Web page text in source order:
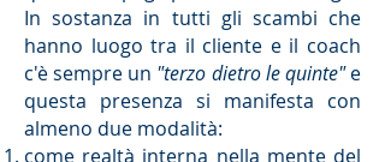
In sostanza in tutti gli scambi che
hanno luogo tra il cliente e il coach
c'è sempre un "terzo dietro le quinte"e
questa presenza si manifesta con
almeno due modalità:
come realtà interna nella mente del